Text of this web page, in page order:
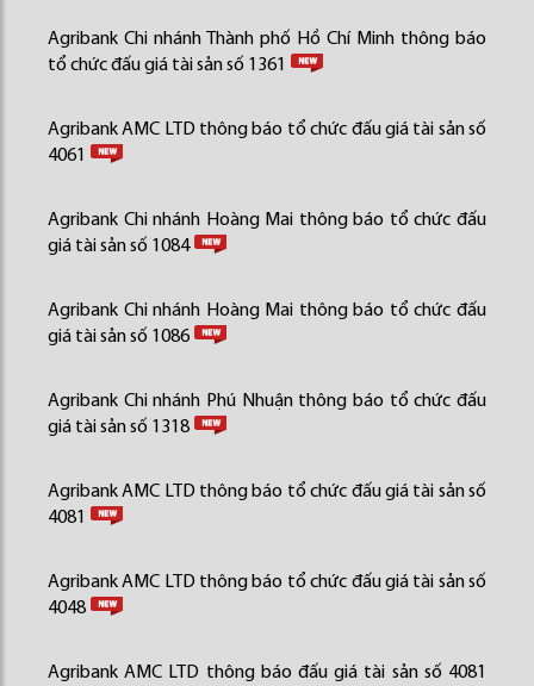
Agribank Chi nhánh Thành phố Hồ Chí Minh thông báo
tổ chức đấu giá tài sản số 1361
Agribank AMC LTD thông báo tổ chức đấu giá tài sản số
4061
Agribank Chi nhánh Hoàng Mai thông báo tổ chức đấu
giá tài sản số 1084
Agribank Chi nhánh Hoàng Mai thông báo tổ chức đấu
giá tài sản số 1086
Agribank Chi nhánh Phú Nhuận thông báo tổ chức đấu
giá tài sản số 1318
Agribank AMC LTD thông báo tổ chức đấu giá tài sản số
4081
Agribank AMC LTD thông báo tổ chức đấu giá tài sản số
4048
Agribank AMC LTD thông báo đấu giá tài sản số 4081